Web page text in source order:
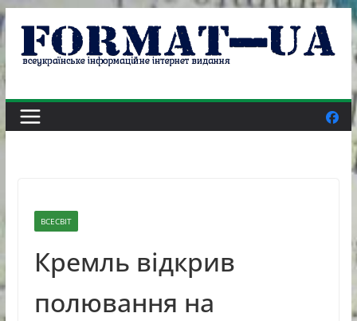
Skip
content
ВСЕСВІТ
Кремль відкрив
полювання на